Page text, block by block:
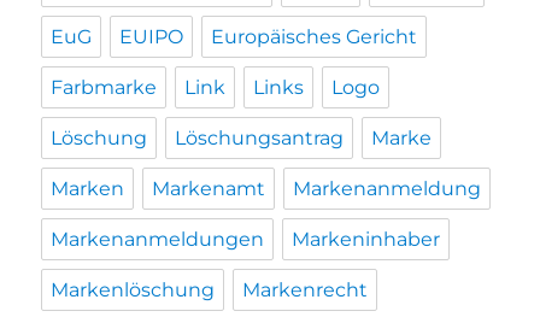
EuG EUIPO Europäisches Gericht
Farbmarke Link Links Logo
Löschung Löschungsantrag Marke
Marken Markenamt Markenanmeldung
Markenanmeldungen Markeninhaber
Markenlöschung Markenrecht